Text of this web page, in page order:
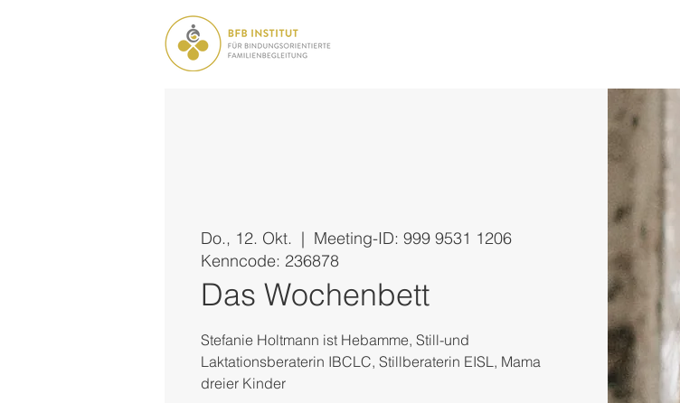
Do., 12. Okt.
  |
Meeting-ID: 999 9531 1206
Kenncode: 236878
Das Wochenbett
Stefanie Holtmann ist Hebamme, Still-und
Laktationsberaterin IBCLC, Stillberaterin EISL, Mama
dreier Kinder